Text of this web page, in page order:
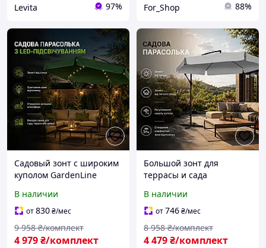
Levita 97% For_Shop 88%
Садовый зонт с широким
куполом GardenLine
террасы и сада GAO1510
В наличии
от830₴/мес
4 979₴/комплект
9 958 ₴/комплект
Большой зонт для
террасы и сада
для дачи и двора
GAO5316
В наличии
от746₴/мес
4 479₴/комплект
8 958 ₴/комплект